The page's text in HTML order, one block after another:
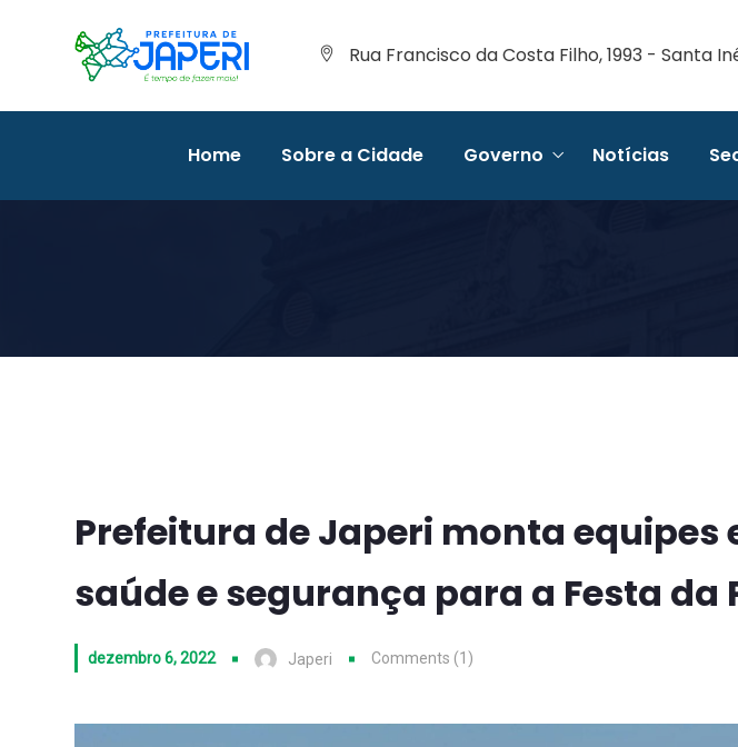
Rua Francisco da Costa Filho, 1993 - Santa
Home Sobre a Cidade Governo Notícias
Prefeitura de Japeri monta equipes
saúde e segurança para a Festa da
dezembro 6, 2022 Japeri Comments (1)